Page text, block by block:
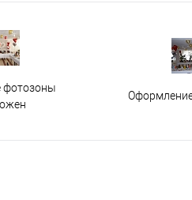
фотозоны
Оформление